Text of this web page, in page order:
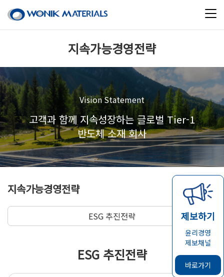
제보하기
윤리경영
제보채널
바로가기
지속가능경영전략
Vision Statement
고객과 함께 지속성장하는 글로벌 Tier-1
반도체 소재 회사
지속가능경영전략
ESG 추진전략